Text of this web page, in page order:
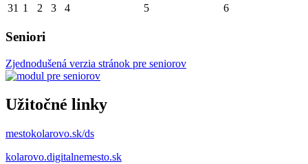
31 1 2 3 4 5 6
Seniori
Zjednodušená verzia stránok pre seniorov
Užitočné linky
mestokolarovo.sk/ds
kolarovo.digitalnemesto.sk